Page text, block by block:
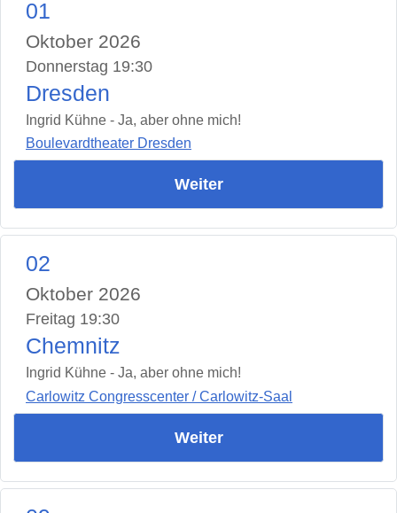
01
Oktober 2026
Donnerstag 19:30
Dresden
Ingrid Kühne - Ja, aber ohne mich!
Boulevardtheater Dresden
Weiter
02
Oktober 2026
Freitag 19:30
Chemnitz
Ingrid Kühne - Ja, aber ohne mich!
Carlowitz Congresscenter / Carlowitz-Saal
Weiter